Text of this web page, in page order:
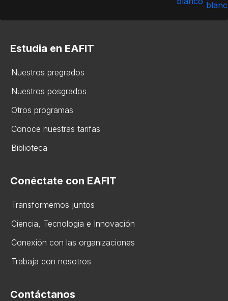
Estudia en EAFIT
Nuestros pregrados
Nuestros posgrados
Otros programas
Conoce nuestras tarifas
Biblioteca
Conéctate con EAFIT
Transformemos juntos
Ciencia, Tecnologia e Innovación
Conexión con las organizaciones
Trabaja con nosotros
Contáctanos